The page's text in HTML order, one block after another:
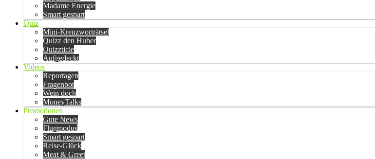
Madame Energie
Smart gespart
Quiz
Mini-Kreuzworträtsel
Quizz den Huber
Quizzticle
Aufgedeckt
Videos
Reportagen
Fragenbot
Wein doch
MoneyTalks
Promotionen
Gute News
Flugmodus
Smart gespart
Reise-Glück
Meat & Greet